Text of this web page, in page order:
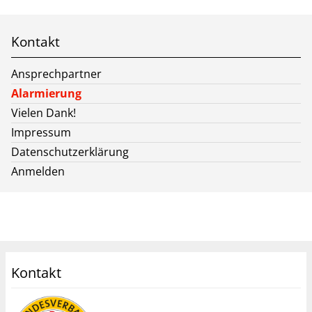
Kontakt
Ansprechpartner
Alarmierung
Vielen Dank!
Impressum
Datenschutzerklärung
Anmelden
Kontakt